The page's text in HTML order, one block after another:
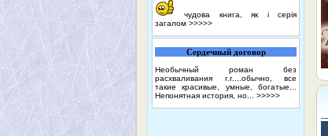
чудова книга, як і серія
загалом >>>>>
Сердечный договор
Необычный роман без
расхваливания г.г....обычно, все
такие красивые, умные, богатые...
Непонятная история, но... >>>>>